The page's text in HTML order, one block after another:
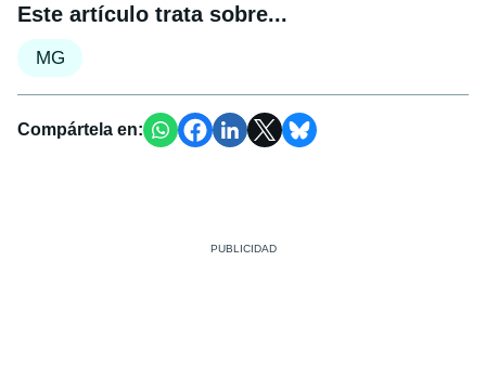
Este artículo trata sobre...
MG
Compártela en: